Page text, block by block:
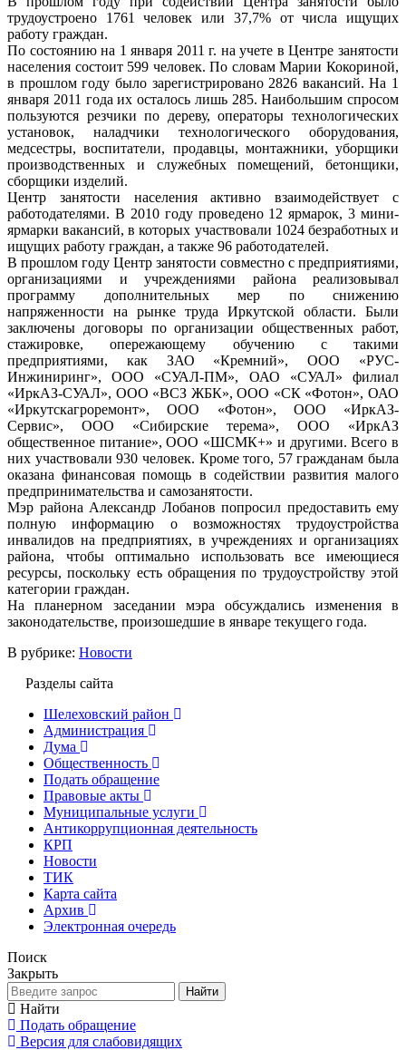
трудоустроено 1761 человек или 37,7% от числа ищущих
работу граждан.
По состоянию на 1 января 2011 г. на учете в Центре занятости
населения состоит 599 человек. По словам Марии Кокориной,
в прошлом году было зарегистрировано 2826 вакансий. На 1
января 2011 года их осталось лишь 285. Наибольшим спросом
пользуются резчики по дереву, операторы технологических
установок, наладчики технологического оборудования,
медсестры, воспитатели, продавцы, монтажники, уборщики
производственных и служебных помещений, бетонщики,
сборщики изделий.
Центр занятости населения активно взаимодействует с
работодателями. В 2010 году проведено 12 ярмарок, 3 мини-
ярмарки вакансий, в которых участвовали 1024 безработных и
ищущих работу граждан, а также 96 работодателей.
В прошлом году Центр занятости совместно с предприятиями,
организациями и учреждениями района реализовывал
программу дополнительных мер по снижению
напряженности на рынке труда Иркутской области. Были
заключены договоры по организации общественных работ,
стажировке, опережающему обучению с такими
предприятиями, как ЗАО «Кремний», ООО «РУС-
Инжиниринг», ООО «СУАЛ-ПМ», ОАО «СУАЛ» филиал
«ИркАЗ-СУАЛ», ООО «ВСЗ ЖБК», ООО «СК «Фотон», ОАО
«Иркутскагроремонт», ООО «Фотон», ООО «ИркАЗ-
Сервис», ООО «Сибирские терема», ООО «ИркАЗ
общественное питание», ООО «ШСМК+» и другими. Всего в
них участвовали 930 человек. Кроме того, 57 гражданам была
оказана финансовая помощь в содействии развития малого
предпринимательства и самозанятости.
Мэр района Александр Лобанов попросил предоставить ему
полную информацию о возможностях трудоустройства
инвалидов на предприятиях, в учреждениях и организациях
района, чтобы оптимально использовать все имеющиеся
ресурсы, поскольку есть обращения по трудоустройству этой
категории граждан.
На планерном заседании мэра обсуждались изменения в
законодательстве, произошедшие в январе текущего года.
В рубрике: Новости
Разделы сайта
Шелеховский район
Администрация
Дума
Общественность
Подать обращение
Правовые акты
Муниципальные услуги
Антикоррупционная деятельность
КРП
Новости
ТИК
Карта сайта
Архив
Электронная очередь
Поиск
Закрыть
Найти
Найти
Подать обращение
Версия для слабовидящих